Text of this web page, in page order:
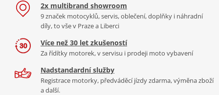
2x multibrand showroom
9 značek motocyklů, servis, oblečení, doplňky i náhradní
díly, to vše v Praze a Liberci
Více než 30 let zkušeností
Za řídítky motorek, v servisu i prodeji moto vybavení
Nadstandardní služby
Registrace motorky, předváděcí jízdy zdarma, výměna zboží
a další.